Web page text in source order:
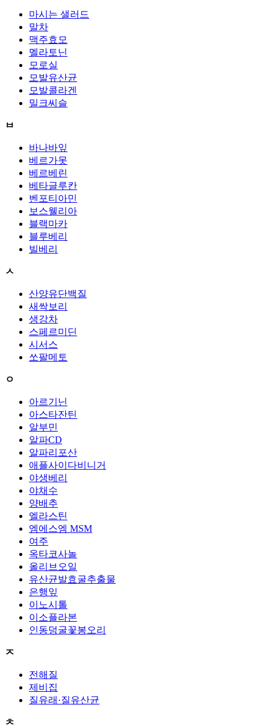
마시는 샐러드
말차
맥주효모
멜라토닌
모로실
모발유산균
모발콜라겐
밀크씨슬
ㅂ
바나바잎
베르가못
베르베린
베타글루칸
벤포티아민
보스웰리아
블랙마카
블루베리
빌베리
ㅅ
산양유단백질
새싹보리
생강차
스페르미딘
시서스
쏘팔메토
ㅇ
아르기닌
아스타잔틴
알부민
알파CD
알파리포산
애플사이다비니거
야생베리
야채수
양배추
엘라스틴
엠에스엠 MSM
여주
옥타코사놀
올리브오일
유산균발효굴추출물
은행잎
이노시톨
이소플라본
인동덩굴꽃봉오리
ㅈ
전해질
제비집
질유래·질유산균
ㅊ